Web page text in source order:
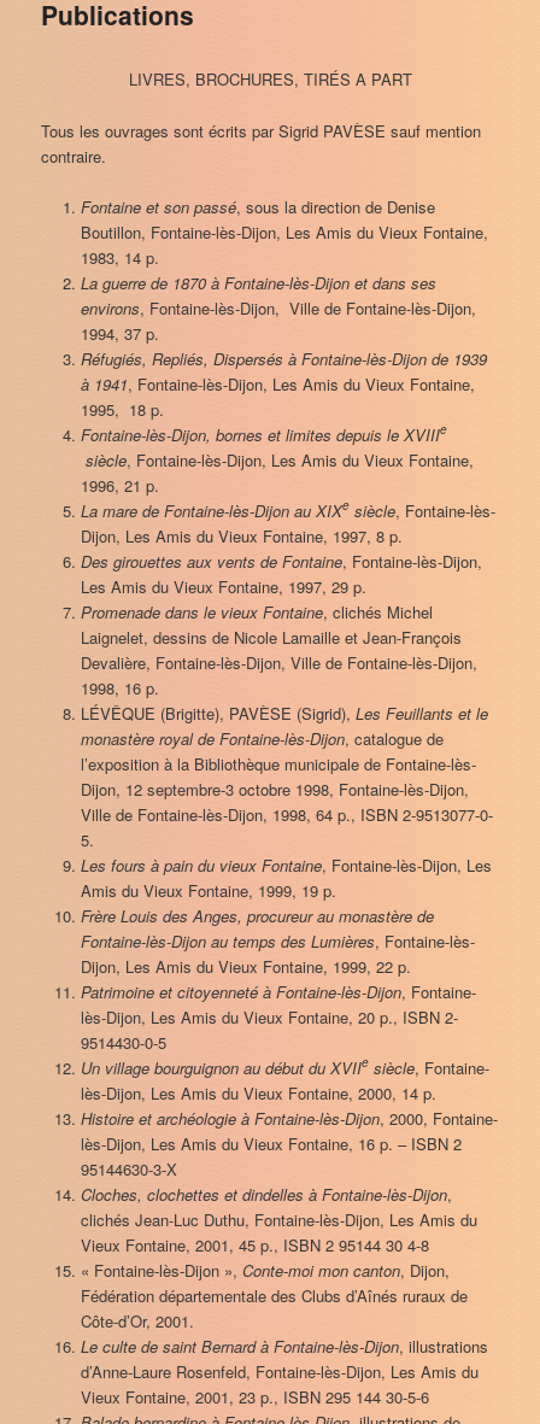
Publications
LIVRES, BROCHURES, TIRÉS A PART
Tous les ouvrages sont écrits par Sigrid PAVÈSE sauf mention
contraire.
Fontaine et son passé, sous la direction de Denise
Boutillon, Fontaine-lès-Dijon, Les Amis du Vieux Fontaine,
1983, 14 p.
La guerre de 1870 à Fontaine-lès-Dijon et dans ses
environs, Fontaine-lès-Dijon, Ville de Fontaine-lès-Dijon,
1994, 37 p.
Réfugiés, Repliés, Dispersés à Fontaine-lès-Dijon de 1939
à 1941, Fontaine-lès-Dijon, Les Amis du Vieux Fontaine,
1995, 18 p.
Fontaine-lès-Dijon, bornes et limites depuis le XVIIIe
siècle, Fontaine-lès-Dijon, Les Amis du Vieux Fontaine,
1996, 21 p.
La mare de Fontaine-lès-Dijon au XIXesiècle, Fontaine-lès-
Dijon, Les Amis du Vieux Fontaine, 1997, 8 p.
Des girouettes aux vents de Fontaine, Fontaine-lès-Dijon,
Les Amis du Vieux Fontaine, 1997, 29 p.
Promenade dans le vieux Fontaine, clichés Michel
Laignelet, dessins de Nicole Lamaille et Jean-François
Devalière, Fontaine-lès-Dijon, Ville de Fontaine-lès-Dijon,
1998, 16 p.
LÉVÊQUE (Brigitte), PAVÈSE (Sigrid), Les Feuillants et le
monastère royal de Fontaine-lès-Dijon, catalogue de
l’exposition à la Bibliothèque municipale de Fontaine-lès-
Dijon, 12 septembre-3 octobre 1998, Fontaine-lès-Dijon,
Ville de Fontaine-lès-Dijon, 1998, 64 p., ISBN 2-9513077-0-
5.
Les fours à pain du vieux Fontaine, Fontaine-lès-Dijon, Les
Amis du Vieux Fontaine, 1999, 19 p.
Frère Louis des Anges, procureur au monastère de
Fontaine-lès-Dijon au temps des Lumières, Fontaine-lès-
Dijon, Les Amis du Vieux Fontaine, 1999, 22 p.
Patrimoine et citoyenneté à Fontaine-lès-Dijon, Fontaine-
lès-Dijon, Les Amis du Vieux Fontaine, 20 p., ISBN 2-
9514430-0-5
Un village bourguignon au début du XVIIesiècle, Fontaine-
lès-Dijon, Les Amis du Vieux Fontaine, 2000, 14 p.
Histoire et archéologie à Fontaine-lès-Dijon, 2000, Fontaine-
lès-Dijon, Les Amis du Vieux Fontaine, 16 p. – ISBN 2
95144630-3-X
Cloches, clochettes et dindelles à Fontaine-lès-Dijon,
clichés Jean-Luc Duthu, Fontaine-lès-Dijon, Les Amis du
Vieux Fontaine, 2001, 45 p., ISBN 2 95144 30 4-8
« Fontaine-lès-Dijon », Conte-moi mon canton, Dijon,
Fédération départementale des Clubs d’Aînés ruraux de
Côte-d’Or, 2001.
Le culte de saint Bernard à Fontaine-lès-Dijon, illustrations
d’Anne-Laure Rosenfeld, Fontaine-lès-Dijon, Les Amis du
Vieux Fontaine, 2001, 23 p., ISBN 295 144 30-5-6